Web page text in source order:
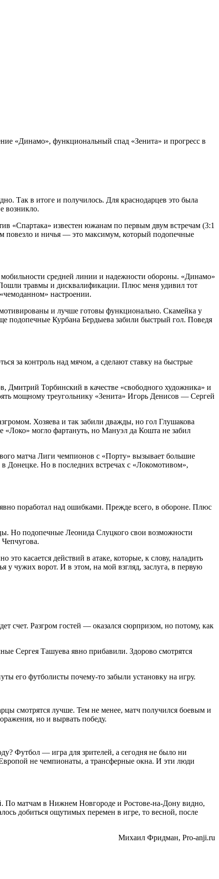
«Динамо», функциональный спад «Зенита» и прогресс в
Так в итоге и получилось. Для краснодарцев это была
возникло.
«Спартака» известен южанам по первым двум встречам (3:1
повезло и ничья — это максимум, который подопечные
средней линии и надежности обороны. «Динамо»
травмы и дисквалификации. Плюс меня удивил тот
настроении.
и лучше готовы функционально. Скамейка у
подопечные Курбана Бердыева забили быстрый гол. Поведя
за контроль над мячом, а сделают ставку на быстрые
Торбинский в качестве «свободного художника» и
мощному треугольнику «Зенита» Игорь Денисов — Сергей
Хозяева и так забили дважды, но гол Глушакова
«Локо» могло фартануть, но Мануэл да Кошта не забил
матча Лиги чемпионов с «Порту» вызывает большие
Донецке. Но в последних встречах с «Локомотивом»,
поработал над ошибками. Прежде всего, в обороне. Плюс
Но подопечные Леонида Слуцкого свои возможности
касается действий в атаке, которые, к слову, наладить
у чужих ворот. И в этом, на мой взгляд, заслуга, в первую
счет. Разгром гостей — оказался сюрпризом, но потому, как
Сергея Ташуева явно прибавили. Здорово смотрятся
его футболисты почему-то забыли установку на игру.
смотрятся лучше. Тем не менее, матч получился боевым и
но и вырвать победу.
Футбол — игра для зрителей, а сегодня не было ни
не чемпионаты, а трансферные окна. И эти люди
По матчам в Нижнем Новгороде и Ростове-на-Дону видно,
добиться ощутимых перемен в игре, то весной, после
Михаил Фридман, Pro-anji.ru